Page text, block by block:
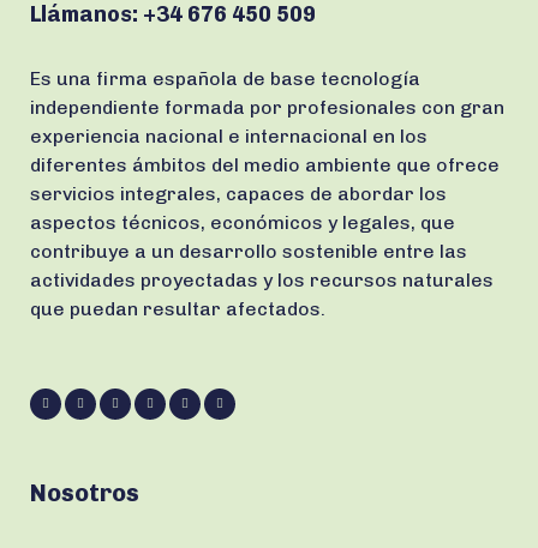
Llámanos: +34 676 450 509
Es una firma española de base tecnología
independiente formada por profesionales con gran
experiencia nacional e internacional en los
diferentes ámbitos del medio ambiente que ofrece
servicios integrales, capaces de abordar los
aspectos técnicos, económicos y legales, que
contribuye a un desarrollo sostenible entre las
actividades proyectadas y los recursos naturales
que puedan resultar afectados.
Nosotros